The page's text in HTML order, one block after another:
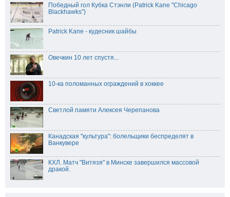
Победный гол Кубка Стэнли (Patrick Kane "Chicago
Blackhawks")
Patrick Kane - кудесник шайбы
Овечкин 10 лет спустя...
10-ка поломанных ограждений в хоккее
Светлой памяти Алексея Черепанова
Канадская "культура": болельщики беспределят в
Ванкувере
КХЛ. Матч "Витязя" в Минске завершился массовой
дракой.